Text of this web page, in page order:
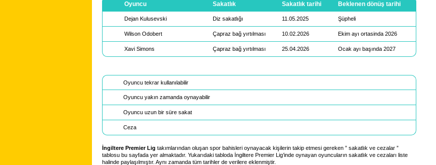
Oyuncu Sakatlık Sakatlık tarihi Beklenen dönüş tarihi
Dejan Kulusevski Diz sakatlığı 11.05.2025 Şüpheli
Wilson Odobert Çapraz bağ yırtılması 10.02.2026 Ekim ayı ortasinda 2026
Xavi Simons Çapraz bağ yırtılması 25.04.2026 Ocak ayı başında 2027
Oyuncu tekrar kullanılabilir
Oyuncu yakın zamanda oynayabilir
Oyuncu uzun bir süre sakat
Ceza
İngiltere Premier Lig takımlarından oluşan spor bahisleri oynayacak kişilerin takip etmesi gereken ” sakatlık ve cezalar ”
tablosu bu sayfada yer almaktadır. Yukarıdaki tabloda İngiltere Premier Lig’inde oynayan oyuncuların sakatlık ve cezaları liste
halinde paylaşılmıştır. Aynı zamanda tüm tarihler de verilere eklenmiştir.